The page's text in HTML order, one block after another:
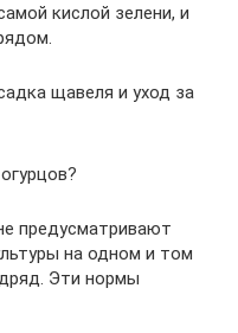
кислой зелени, и
щавеля и уход за
предусматривают
на одном и том
Эти нормы